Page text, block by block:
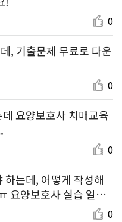
0
, 기출문제 무료로 다운
0
요양보호사 치매교육
0
하는데, 어떻게 작성해
요양보호사 실습 일지
0